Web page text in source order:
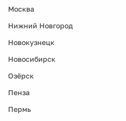
Москва
Нижний Новгород
Новокузнецк
Новосибирск
Озёрск
Пенза
Пермь